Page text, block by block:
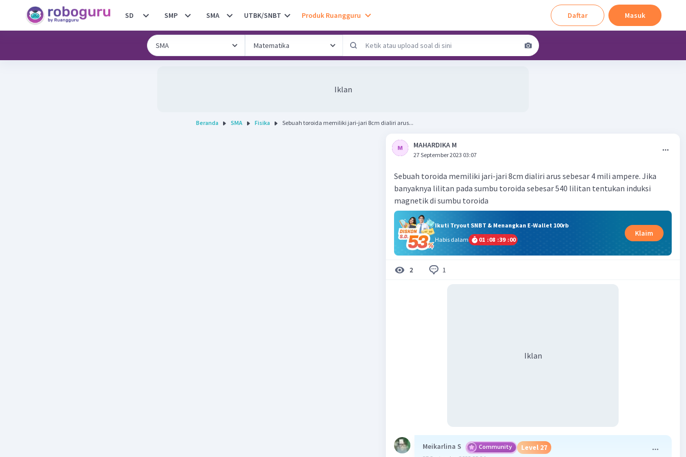
SD SMP SMA UTBK/SNBT Produk Ruangguru Daftar Masuk
Iklan
Beranda SMA Fisika Sebuah toroida memiliki jari-jari 8cm dialiri arus...
MAHARDIKA M
27 September 2023 03:07
Sebuah toroida memiliki jari-jari 8cm dialiri arus sebesar 4 mili ampere. Jika
banyaknya lilitan pada sumbu toroida sebesar 540 lilitan tentukan induksi
magnetik di sumbu toroida
Ikuti Tryout SNBT & Menangkan E-Wallet 100rb
Habis dalam
01 :08 :38 :59
Klaim
2 1
Iklan
Meikarlina S Community Level 27